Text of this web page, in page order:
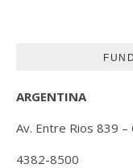
ARGENTINA
Av. Entre Rios 839 –
4382-8500